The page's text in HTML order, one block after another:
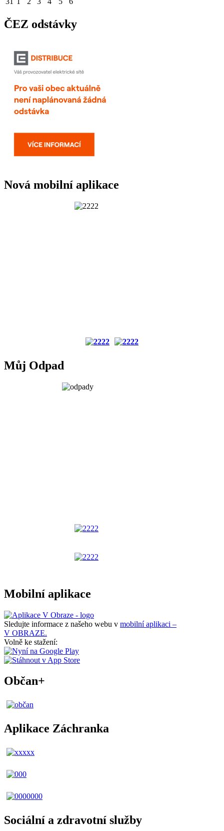
ČEZ odstávky
Nová mobilní aplikace
Můj Odpad
Mobilní aplikace
Sledujte informace z našeho webu v mobilní aplikaci –
V OBRAZE.
Volně ke stažení:
Občan+
Aplikace Záchranka
Sociální a zdravotní služby